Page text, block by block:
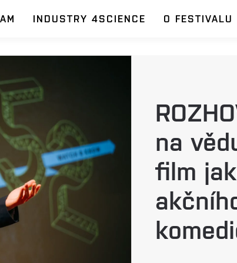
INDUSTRY 4SCIENCE O FESTIVALU
na
film